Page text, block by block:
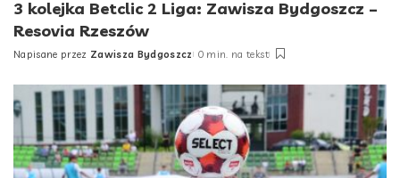
3 kolejka Betclic 2 Liga: Zawisza Bydgoszcz –
Resovia Rzeszów
Posted
Napisane przez Zawisza Bydgoszcz 0 min. na tekst